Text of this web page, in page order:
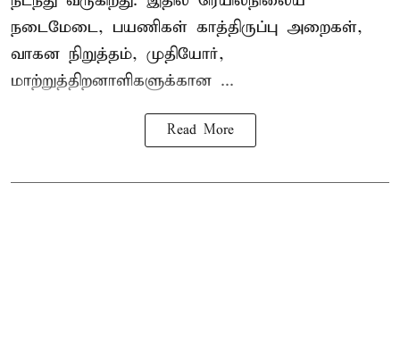
நடைமேடை, பயணிகள் காத்திருப்பு அறைகள்,
வாகன நிறுத்தம், முதியோர்,
மாற்றுத்திறனாளிகளுக்கான ...
Read More